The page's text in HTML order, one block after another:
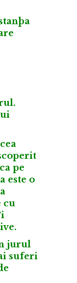
pe
este o
cu
jurul
suferi